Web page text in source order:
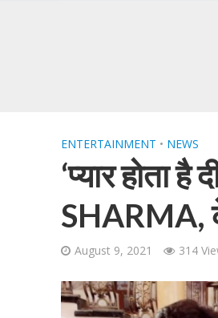
ENTERTAINMENT • NEWS
‘प्‍यार होता
SHARMA,
August 9, 2021 314